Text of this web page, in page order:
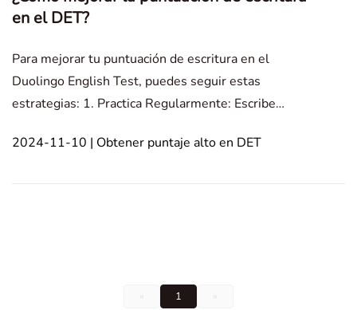
en el DET?
Para mejorar tu puntuación de escritura en el
Duolingo English Test, puedes seguir estas
estrategias: 1. Practica Regularmente: Escribe
coherencia. Mantén un diario o blog para practicar
2024-11-10 | Obtener puntaje alto en DET
« 1 »